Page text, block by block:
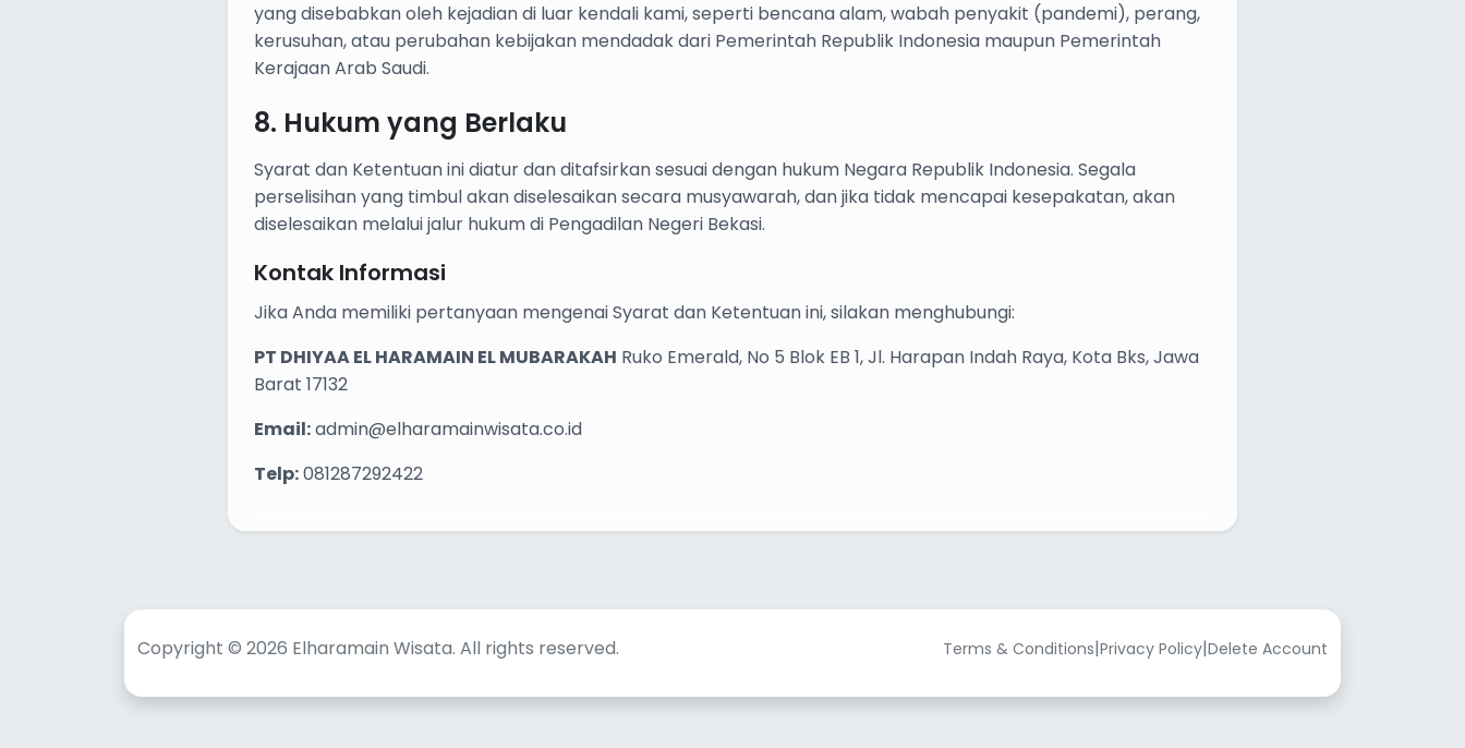
yang disebabkan oleh kejadian di luar kendali kami, seperti bencana alam, wabah penyakit (pandemi), perang,
kerusuhan, atau perubahan kebijakan mendadak dari Pemerintah Republik Indonesia maupun Pemerintah
Kerajaan Arab Saudi.
8. Hukum yang Berlaku
Syarat dan Ketentuan ini diatur dan ditafsirkan sesuai dengan hukum Negara Republik Indonesia. Segala
perselisihan yang timbul akan diselesaikan secara musyawarah, dan jika tidak mencapai kesepakatan, akan
diselesaikan melalui jalur hukum di Pengadilan Negeri Bekasi.
Kontak Informasi
Jika Anda memiliki pertanyaan mengenai Syarat dan Ketentuan ini, silakan menghubungi:
PT DHIYAA EL HARAMAIN EL MUBARAKAH Ruko Emerald, No 5 Blok EB 1, Jl. Harapan Indah Raya, Kota Bks, Jawa
Barat 17132
Email:admin@elharamainwisata.co.id
Telp:081287292422
Copyright © 2026 Elharamain Wisata. All rights reserved. Terms & Conditions|Privacy Policy|Delete Account